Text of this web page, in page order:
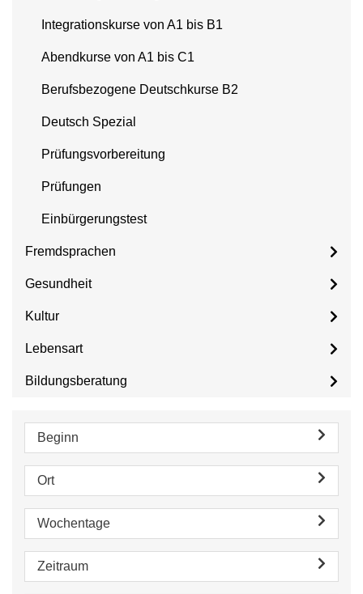
Integrationskurse von A1 bis B1
Abendkurse von A1 bis C1
Berufsbezogene Deutschkurse B2
Deutsch Spezial
Prüfungsvorbereitung
Prüfungen
Einbürgerungstest
Fremdsprachen
Gesundheit
Kultur
Lebensart
Bildungsberatung
Beginn
Ort
Wochentage
Zeitraum